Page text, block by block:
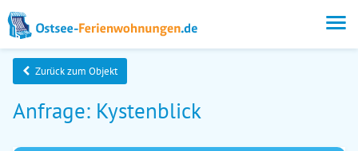
Zurück zum Objekt
Anfrage: Kystenblick